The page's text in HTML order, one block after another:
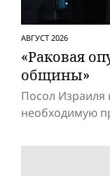
АВГУСТ 2026
«Раковая
общины»
Посол Израиля
необходимую